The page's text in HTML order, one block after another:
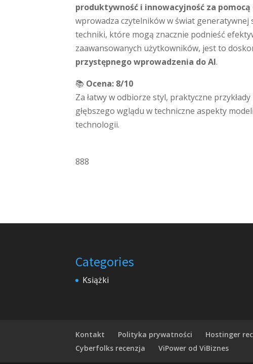
produktywność i innowacyjność za pomocą
wprowadza czytelników w świat
techniki, które mogą znacznie podnieść
zaawansowanych użytkowników, jest to
przystępnego wprowadzenia do AI.
📚 Ocena: 8/10
Za łatwy w odbiorze styl, praktyczne
głębszego wglądu w techniczne aspekty
technologii.
888
Categories
Książki
Kontakt Polityka prywatności Hostinger
Cyberfolks recenzja
ViPower od ViBiznes